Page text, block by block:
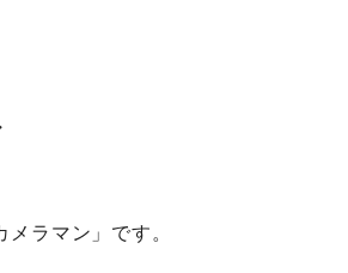
ラマン」です。